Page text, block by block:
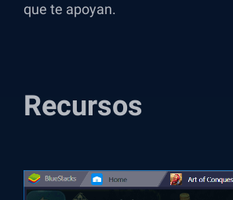
que te apoyan.
Recursos